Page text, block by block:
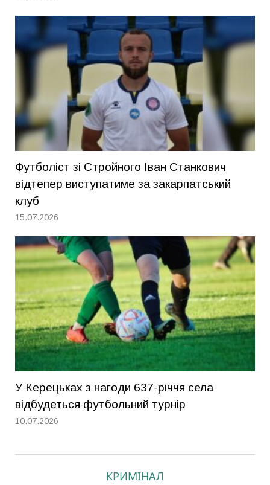
Футболіст зі Стройного Іван Станкович
відтепер виступатиме за закарпатський
клуб
15.07.2026
У Керецьках з нагоди 637-річчя села
відбудеться футбольний турнір
10.07.2026
КРИМІНАЛ